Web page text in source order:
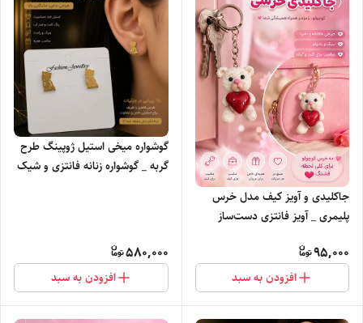
جاکلیدی و آویز کیف مدل خرس
پلیمری _ آویز فانتزی دست‌ساز
95,000
افزودن به سبد
گوشواره میخی استیل ژوپینگ طرح
گربه _ گوشواره زنانه فانتزی و شیک
580,000
افزودن به سبد